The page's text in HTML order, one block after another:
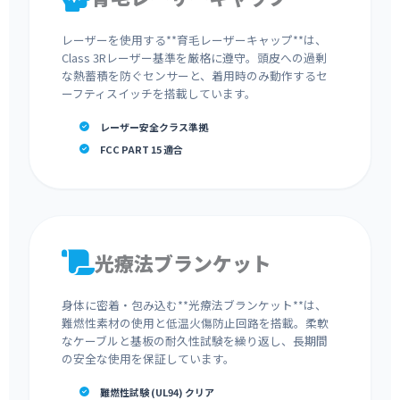
レーザーを使用する**育毛レーザーキャップ**は、
Class 3Rレーザー基準を厳格に遵守。頭皮への過剰
な熱蓄積を防ぐセンサーと、着用時のみ動作するセ
ーフティスイッチを搭載しています。
レーザー安全クラス準拠
FCC PART 15 適合
光療法ブランケット
身体に密着・包み込む**光療法ブランケット**は、
難燃性素材の使用と低温火傷防止回路を搭載。柔軟
なケーブルと基板の耐久性試験を繰り返し、長期間
の安全な使用を保証しています。
難燃性試験 (UL94) クリア